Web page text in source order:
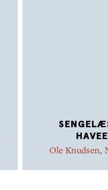
Ole Knudsen,